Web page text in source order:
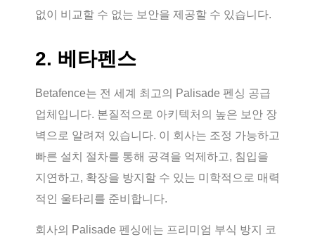
없이 비교할 수 없는 보안을 제공할 수 있습니다.
2. 베타펜스
Betafence는 전 세계 최고의 Palisade 펜싱 공급
업체입니다. 본질적으로 아키텍처의 높은 보안 장
벽으로 알려져 있습니다. 이 회사는 조정 가능하고
빠른 설치 절차를 통해 공격을 억제하고, 침입을
지연하고, 확장을 방지할 수 있는 미학적으로 매력
적인 울타리를 준비합니다.
회사의 Palisade 펜싱에는 프리미엄 부식 방지 코